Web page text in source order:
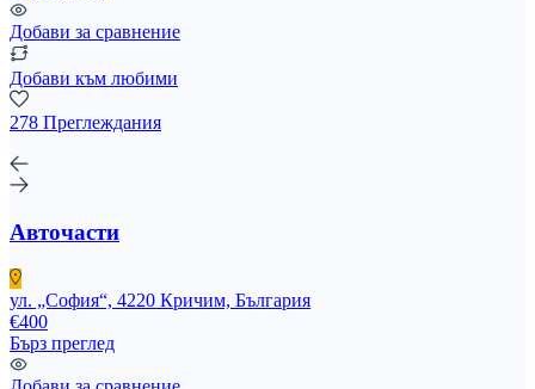
Добави за сравнение
Добави към любими
278 Преглеждания
Авточасти
ул. „София“, 4220 Кричим, България
€400
Бърз преглед